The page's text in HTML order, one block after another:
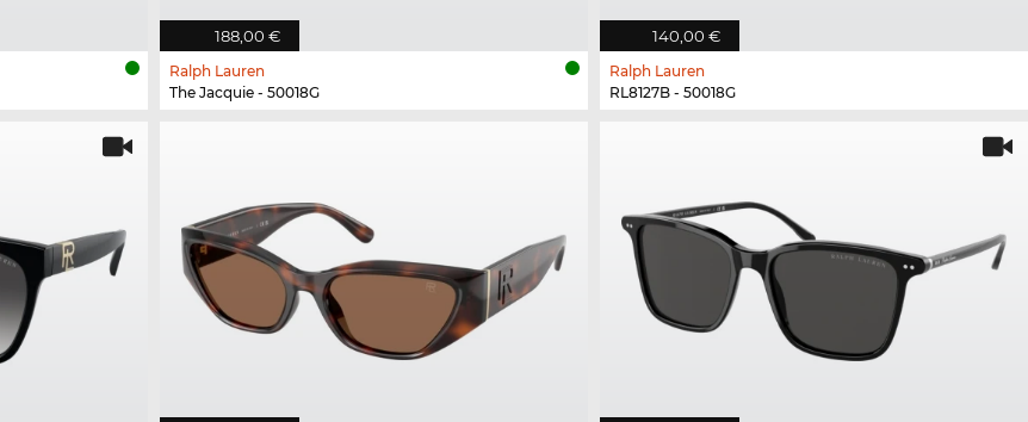
188,00 €
Ralph Lauren
The Jacquie - 50018G
140,00 €
Ralph Lauren
RL8127B - 50018G